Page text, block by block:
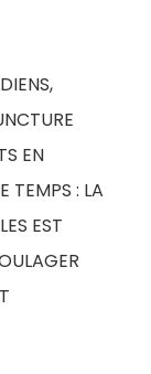
EN
TEMPS : LA
EST